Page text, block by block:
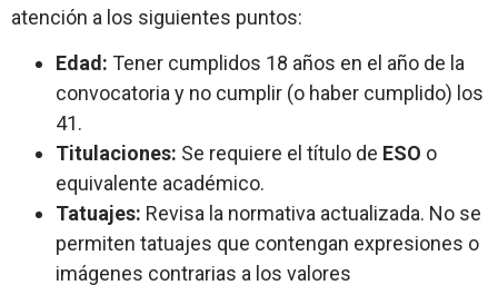
atención a los siguientes puntos:
Edad: Tener cumplidos 18 años en el año de la
convocatoria y no cumplir (o haber cumplido) los
41.
Titulaciones: Se requiere el título de ESO o
equivalente académico.
Tatuajes: Revisa la normativa actualizada. No se
permiten tatuajes que contengan expresiones o
imágenes contrarias a los valores